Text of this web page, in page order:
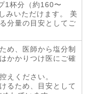
1杯分（約160〜
みいただけます。 美
分量の目安としてご
め、医師から塩分制
かかりつけ医にご確
えください。
るため、目安として